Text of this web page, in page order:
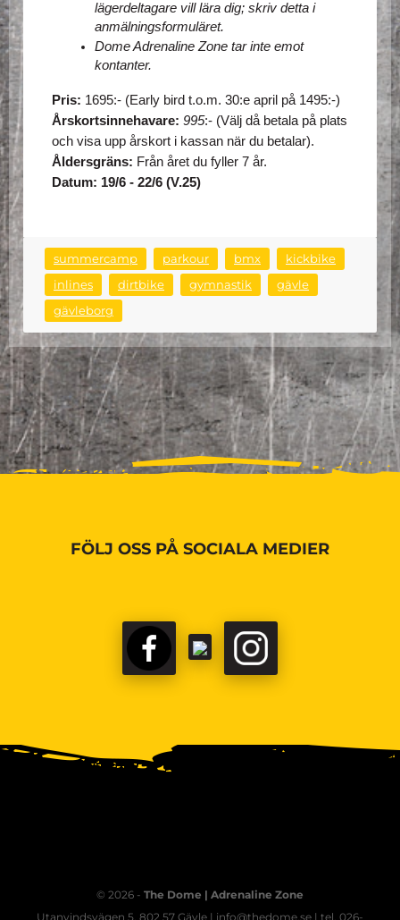
lägerdeltagare vill lära dig; skriv detta i
anmälningsformuläret.
Dome Adrenaline Zone tar inte emot
kontanter.
Pris: 1695:- (Early bird t.o.m. 30:e april på 1495:-)
Årskortsinnehavare: 995:- (Välj då betala på plats
och visa upp årskort i kassan när du betalar).
Åldersgräns: Från året du fyller 7 år.
Datum: 19/6 - 22/6 (V.25)
summercamp parkour bmx
kickbike
inlines
dirtbike gymnastik
gävle
gävleborg
FÖLJ OSS PÅ SOCIALA MEDIER
© 2026 - The Dome | Adrenaline Zone
Utanvindsvägen 5, 802 57 Gävle | info@thedome.se | tel. 026-